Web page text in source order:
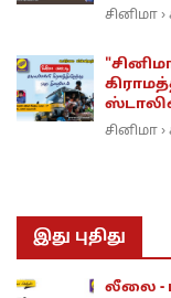
சினிமா ›
சினிமா ›
இது புதிது
லீலை -